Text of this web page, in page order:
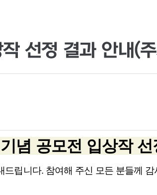
선정 결과 안내(
념 공모전 입상작
립니다. 참여해 주신 모든 분들께